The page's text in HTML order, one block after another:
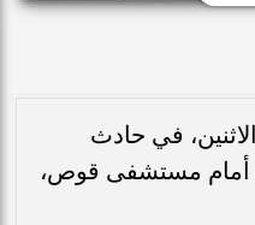
في حادث
أمام مستشفى قوص،